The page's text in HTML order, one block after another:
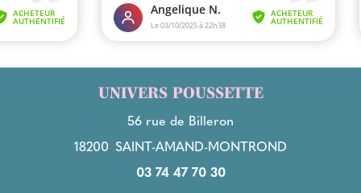
UNIVERS POUSSETTE
56 rue de Billeron
18200 SAINT-AMAND-MONTROND
03 74 47 70 30